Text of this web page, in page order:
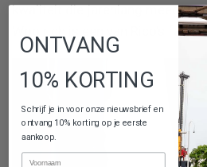
kwaliteit die jarenlang meegaat.
Woolrich is een van Rico’s
ONTVANG
10% KORTING
Schrijf je in voor onze nieuwsbrief en
ontvang 10% korting op je eerste
aankoop.
Naam